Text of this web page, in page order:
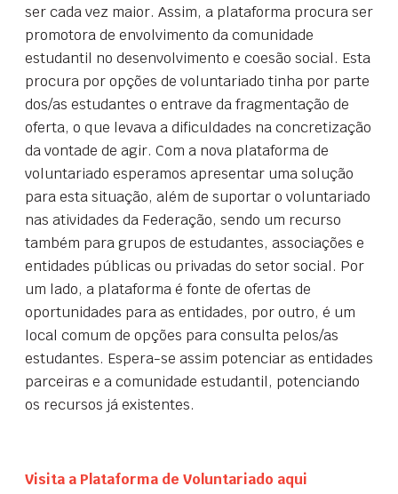
ser cada vez maior. Assim, a plataforma procura ser
promotora de envolvimento da comunidade
estudantil no desenvolvimento e coesão social. Esta
procura por opções de voluntariado tinha por parte
dos/as estudantes o entrave da fragmentação de
oferta, o que levava a dificuldades na concretização
da vontade de agir. Com a nova plataforma de
voluntariado esperamos apresentar uma solução
para esta situação, além de suportar o voluntariado
nas atividades da Federação, sendo um recurso
também para grupos de estudantes, associações e
entidades públicas ou privadas do setor social. Por
um lado, a plataforma é fonte de ofertas de
oportunidades para as entidades, por outro, é um
local comum de opções para consulta pelos/as
estudantes. Espera-se assim potenciar as entidades
parceiras e a comunidade estudantil, potenciando
os recursos já existentes.
Visita a Plataforma de Voluntariado aqui